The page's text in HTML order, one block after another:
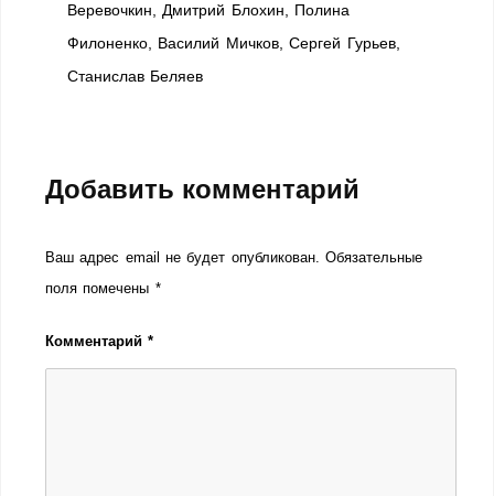
Веревочкин, Дмитрий Блохин, Полина
Филоненко, Василий Мичков, Сергей Гурьев,
Станислав Беляев
Добавить комментарий
Ваш адрес email не будет опубликован. Обязательные
поля помечены *
Комментарий*